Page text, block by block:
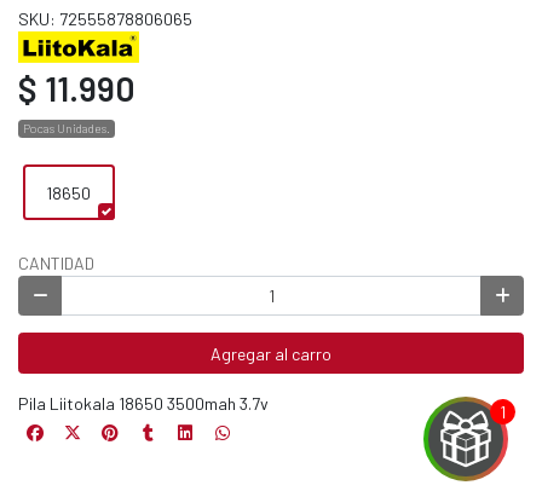
SKU: 72555878806065
$ 11.990
Pocas Unidades.
18650
CANTIDAD
Agregar al carro
Pila Liitokala 18650 3500mah 3.7v